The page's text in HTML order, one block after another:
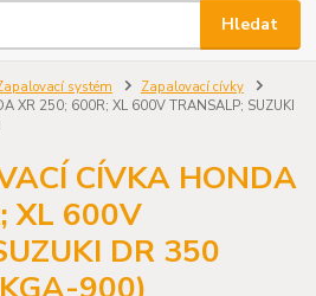
Hledat
systém
Zapalovací cívky
XR 250; 600R; XL 600V TRANSALP; SUZUKI
CÍVKA HONDA
XL 600V
DR 350